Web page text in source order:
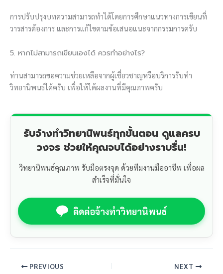
การปรับปรุงบทความสามารถทำได้โดยการศึกษาแนวทางการเขียนที่
วารสารต้องการ และการแก้ไขตามข้อเสนอแนะจากกรรมการครับ
5. หากไม่สามารถเขียนเองได้ ควรทำอย่างไร?
ท่านสามารถขอความช่วยเหลือจากผู้เชี่ยวชาญหรือบริการรับทำ
วิทยานิพนธ์ได้ครับ เพื่อให้ได้ผลงานที่มีคุณภาพครับ
รับจ้างทำวิทยานิพนธ์ทุกขั้นตอน ดูแลครบ
วงจร ช่วยให้คุณจบได้อย่างราบรื่น!
วิทยานิพนธ์คุณภาพ รับมือตรงจุด ด้วยทีมงานมืออาชีพ เพื่อผล
สำเร็จที่มั่นใจ
ติดต่อจ้างทำวิทยานิพนธ์
PREVIOUS NEXT